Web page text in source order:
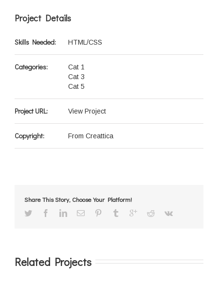
convallis placerat, felis
enim ornare nisi, vitae
lectus purus, commodo et
tincidunt vel,…
Project Details
Skills Needed: HTML/CSS
Categories:
Cat 1
Cat 3
Cat 5
Project URL: View Project
Copyright: From Creattica
Share This Story, Choose Your Platform!
Related Projects